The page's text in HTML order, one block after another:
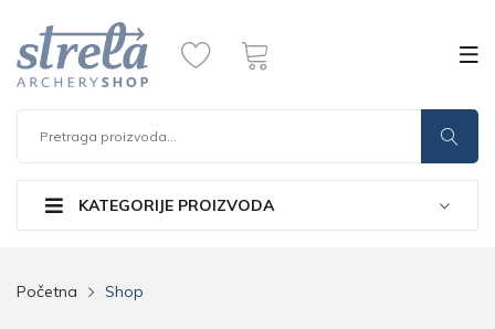
KATEGORIJE PROIZVODA
Početna Shop